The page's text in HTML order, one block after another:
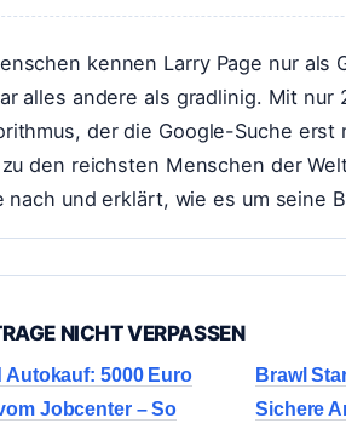
kennen Larry Page nur als
alles andere als gradlinig. Mit
der die Google-Suche erst
den reichsten Menschen der
nach und erklärt, wie es um seine
NICHT VERPASSEN
Autokauf: 5000 Euro
Jobcenter – So
Brawl
Sichere